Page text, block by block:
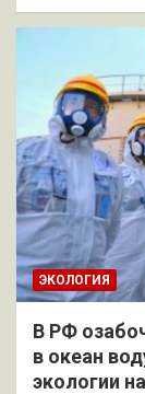
ЭКОЛОГИЯ
В РФ
в океан
экологии